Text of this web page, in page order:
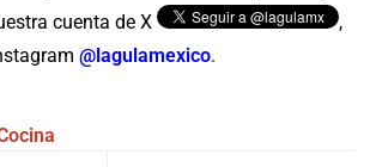
cuenta de X
,
@lagulamexico.